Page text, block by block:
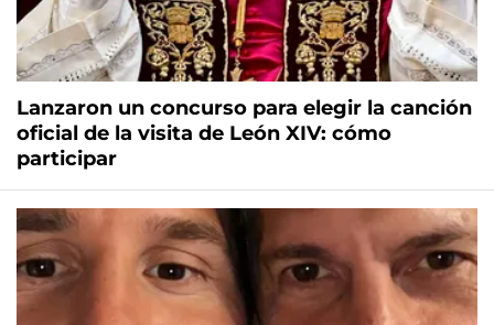
Lanzaron un concurso para elegir la canción
oficial de la visita de León XIV: cómo
participar